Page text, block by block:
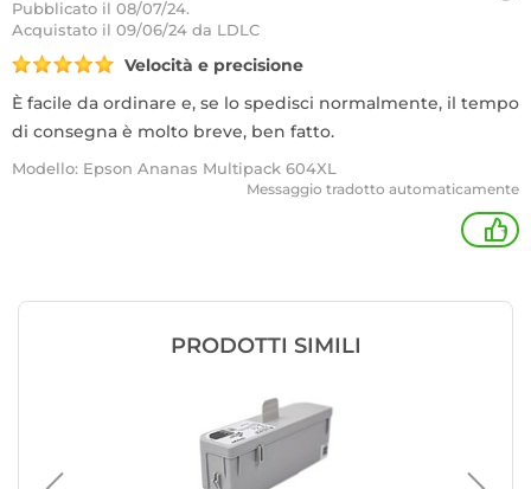
Pubblicato il 08/07/24.
Acquistato il 09/06/24 da LDLC
Velocità e precisione
È facile da ordinare e, se lo spedisci normalmente, il tempo
di consegna è molto breve, ben fatto.
Modello: Epson Ananas Multipack 604XL
Messaggio tradotto automaticamente
+
PRODOTTI SIMILI